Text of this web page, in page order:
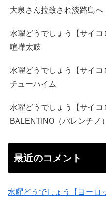
大泉さん拉致され淡路島へ
水曜どうでしょう【サイコ
喧嘩太鼓
水曜どうでしょう【サイコ
チューハイム
水曜どうでしょう【サイコ
BALENTINO（バレンチノ）
最近のコメント
水曜どうでしょう【ヨーロ